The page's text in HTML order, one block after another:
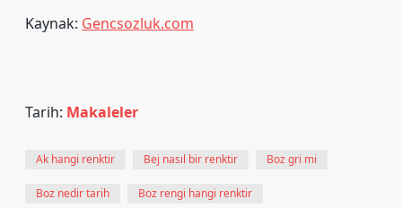
Kaynak: Gencsozluk.com
Tarih: Makaleler
Ak hangi renktir Bej nasıl bir renktir Boz gri mi
Boz nedir tarih Boz rengi hangi renktir